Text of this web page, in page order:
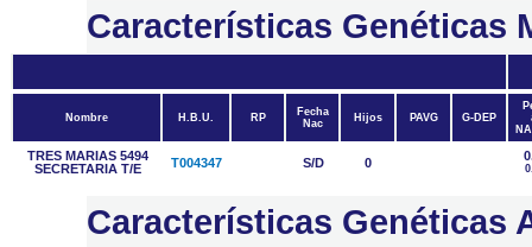
Características Genéticas
Nombre H.B.U. RP
Fecha
Nac
Hijos PAVG G-DEP
TRES MARIAS 5494
SECRETARIA T/E
T004347 S/D 0
Características Genéticas